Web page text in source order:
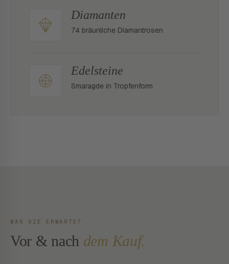
Diamanten
74 bräunliche Diamantrosen
Edelsteine
Smaragde in Tropfenform
WAS SIE ERWARTET
Vor & nach dem Kauf.